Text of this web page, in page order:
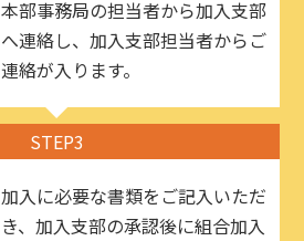
本部事務局の担当者から加入支部
へ連絡し、加入支部担当者からご
連絡が入ります。
STEP3
加入に必要な書類をご記入いただ
き、加入支部の承認後に組合加入